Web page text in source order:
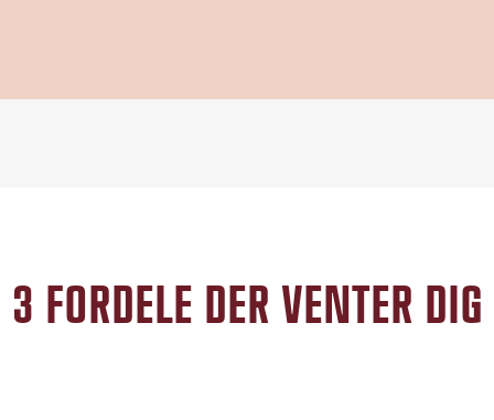
3 FORDELE DER VENTER DIG